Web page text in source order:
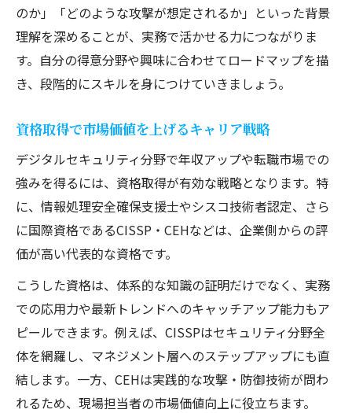
のか」「どのような攻撃が想定されるか」といった背景
理解を深めることが、実務で活かせる力につながりま
す。自分の得意分野や興味に合わせてロードマップを描
き、段階的にスキルを身につけていきましょう。
資格取得で市場価値を上げるキャリア戦略
デジタルセキュリティ分野で年収アップや転職市場での
強みを得るには、資格取得が有効な戦略となります。特
に、情報処理安全確保支援士やシスコ技術者認定、さら
に国際資格であるCISSP・CEHなどは、企業側からの評
価が高い代表的な資格です。
こうした資格は、体系的な知識の証明だけでなく、実務
での応用力や最新トレンドへのキャッチアップ能力もア
ピールできます。例えば、CISSPはセキュリティ分野全
体を網羅し、マネジメント層へのステップアップにも直
結します。一方、CEHは実践的な攻撃・防御技術が問わ
れるため、現場担当者の市場価値向上に役立ちます。